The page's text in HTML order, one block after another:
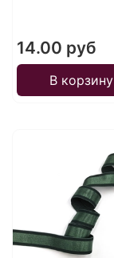
14.00 руб
В корзину